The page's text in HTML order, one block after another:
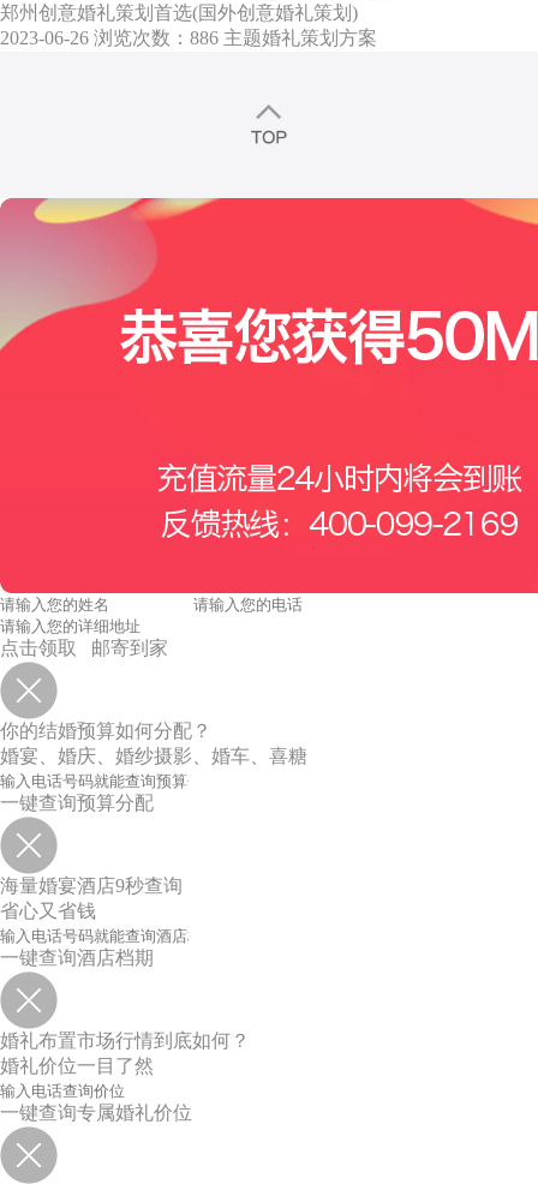
郑州创意婚礼策划首选(国外创意婚礼策划)
2023-06-26 浏览次数：886 主题婚礼策划方案
点击领取 邮寄到家
你的结婚预算如何分配？
婚宴、婚庆、婚纱摄影、婚车、喜糖
一键查询预算分配
海量婚宴酒店9秒查询
省心又省钱
一键查询酒店档期
婚礼布置市场行情到底如何？
婚礼价位一目了然
一键查询专属婚礼价位